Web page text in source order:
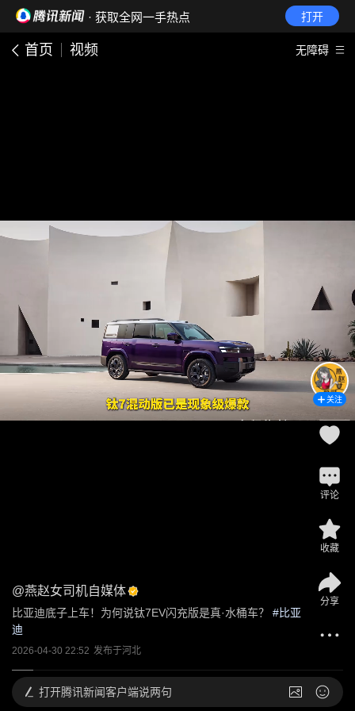
· 获取全网一手热点 打开
首页 视频 无障碍
@燕赵女司机自媒体
比亚迪底子上车！为何说钛7EV闪充版是真·水桶车？ #比亚
迪
2026-04-30 22:52 发布于河北
关注
评论
收藏
分享
打开腾讯新闻客户端说两句